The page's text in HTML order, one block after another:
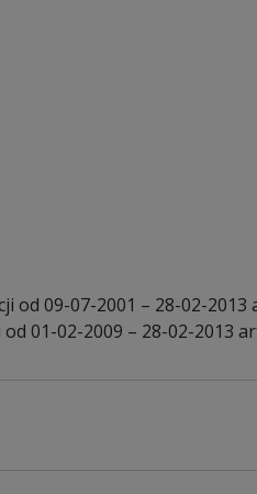
od 09-07-2001 – 28-02-2013
01-02-2009 – 28-02-2013